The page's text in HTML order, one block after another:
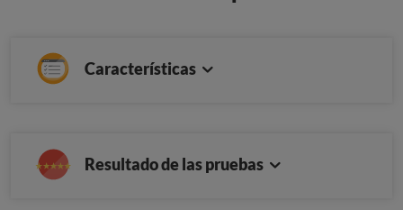
Características
Resultado de las pruebas